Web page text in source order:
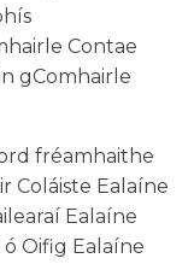
Contae
gComhairle
fréamhaithe
Coláiste Ealaíne
Ealaíne
Oifig Ealaíne